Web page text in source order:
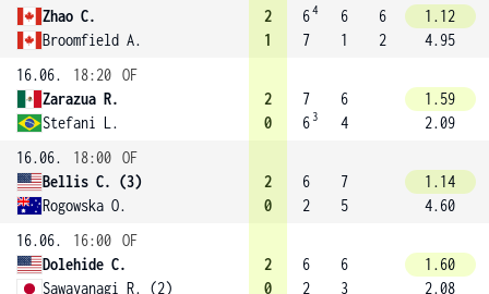
Zhao C.
Broomfield A.
2
1
64
7
6
1
6
2
1.12
4.95
16.06.
18:20 OF
Zarazua R.
Stefani L.
2
0
7
6 3
6
4
1.59
2.09
16.06.
18:00 OF
Bellis C. (3)
Rogowska O.
2
0
6
2
7
5
1.14
4.60
16.06.
16:00 OF
Dolehide C.
Sawayanagi R. (2)
2
0
6
2
6
3
1.60
2.08